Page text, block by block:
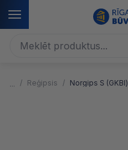
Reģipsis Norgips S